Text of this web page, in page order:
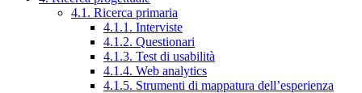
4.1. Ricerca primaria
4.1.1. Interviste
4.1.2. Questionari
4.1.3. Test di usabilità
4.1.4. Web analytics
4.1.5. Strumenti di mappatura dell’esperienza